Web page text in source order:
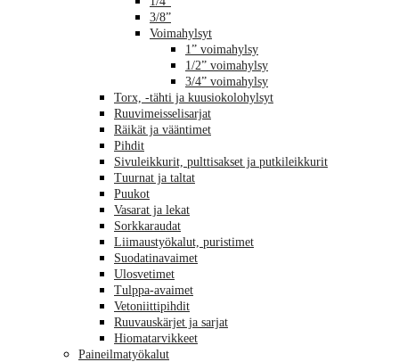
3/8”
Voimahylsyt
1” voimahylsy
1/2” voimahylsy
3/4” voimahylsy
Torx, -tähti ja kuusiokolohylsyt
Ruuvimeisselisarjat
Räikät ja vääntimet
Pihdit
Sivuleikkurit, pulttisakset ja putkileikkurit
Tuurnat ja taltat
Puukot
Vasarat ja lekat
Sorkkaraudat
Liimaustyökalut, puristimet
Suodatinavaimet
Ulosvetimet
Tulppa-avaimet
Vetoniittipihdit
Ruuvauskärjet ja sarjat
Hiomatarvikkeet
Paineilmatyökalut